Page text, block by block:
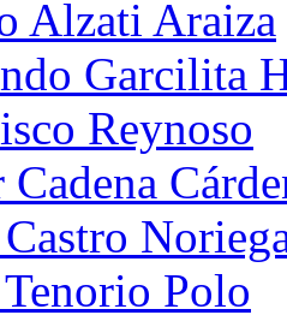
Alzati Araiza
Garcilita
Reynoso
Polo